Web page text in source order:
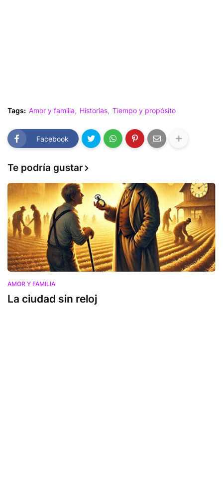
Tags: Amor y familia Historias Tiempo y propósito
Facebook
Te podría gustar
AMOR Y FAMILIA
La ciudad sin reloj